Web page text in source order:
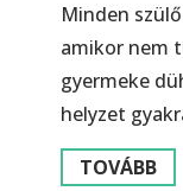
Minden
amikor nem
gyermeke
helyzet
TOVÁBB